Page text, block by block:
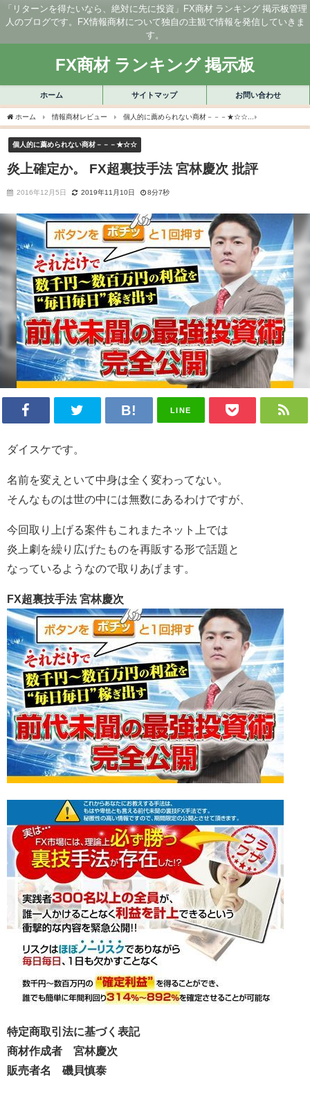
「リターンを得たいなら、絶対に先に投資」FX商材 ランキング 掲示板管理
人のブログです。FX情報商材について独自の主観で情報を発信していきま
す。
FX商材 ランキング 掲示板
ホーム サイトマップ お問い合わせ
ホーム 情報商材レビュー 個人的に薦められない商材－－－★☆☆
個人的に薦められない商材－－－★☆☆
炎上確定か。 FX超裏技手法 宮林慶次 批評
2016年12月5日 2019年11月10日 8分7秒
LINE
ダイスケです。
名前を変えといて中身は全く変わってない。
そんなものは世の中には無数にあるわけですが、
今回取り上げる案件もこれまたネット上では
炎上劇を繰り広げたものを再販する形で話題と
なっているようなので取りあげます。
FX超裏技手法 宮林慶次
特定商取引法に基づく表記
商材作成者 宮林慶次
販売者名 磯貝慎泰